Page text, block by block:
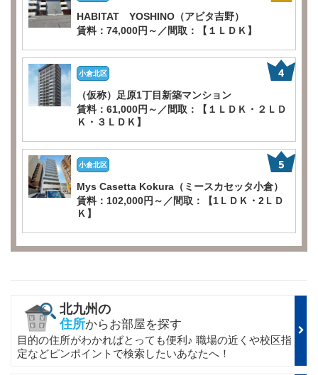
HABITAT YOSHINO（アビタ吉野）
賃料：74,000円～／間取：【１ＬＤＫ】
小倉北区
（仮称）足原1丁目新築マンション
賃料：61,000円～／間取：【１ＬＤＫ・２ＬＤ
Ｋ・３ＬＤＫ】
小倉北区
Mys Casetta Kokura（ミースカセッタ小倉）
賃料：102,000円～／間取：【1ＬＤＫ・2ＬＤ
Ｋ】
北九州の
住所からお部屋を探す
目的の住所がわかればとっても便利♪ 職場の近くや校区指
定などピンポイントで検索したいあなたへ！